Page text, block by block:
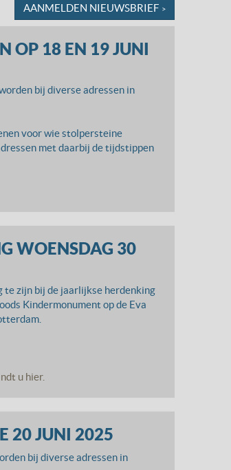
AANMELDEN NIEUWSBRIEF
OP 18 EN 19 JUNI
bij diverse adressen in
voor wie stolpersteine
met daarbij de tijdstippen
WOENSDAG 30
te zijn bij de jaarlijkse herdenking
Kindermonument op de Eva
u hier.
20 JUNI 2025
bij diverse adressen in